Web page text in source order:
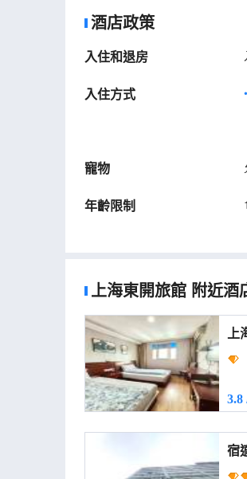
酒店政策
入住和退房
入住方式
寵物
年齡限制
上海東開旅館 附近酒
上海
3.8
宿